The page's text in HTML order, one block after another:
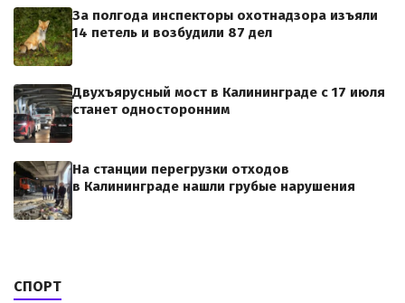
За полгода инспекторы охотнадзора изъяли
14 петель и возбудили 87 дел
Двухъярусный мост в Калининграде с 17 июля
станет односторонним
На станции перегрузки отходов
в Калининграде нашли грубые нарушения
СПОРТ